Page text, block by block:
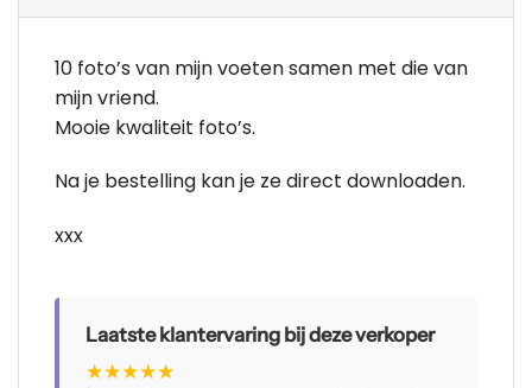
10 foto’s van mijn voeten samen met die van
mijn vriend.
Mooie kwaliteit foto’s.
Na je bestelling kan je ze direct downloaden.
xxx
Laatste klantervaring bij deze verkoper
★★★★★